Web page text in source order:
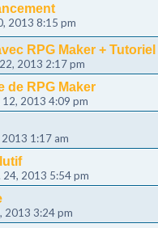
2013 8:15 pm
RPG Maker + Tutoriel
22, 2013 2:17 pm
de RPG Maker
12, 2013 4:09 pm
2013 1:17 am
24, 2013 5:54 pm
2013 3:24 pm